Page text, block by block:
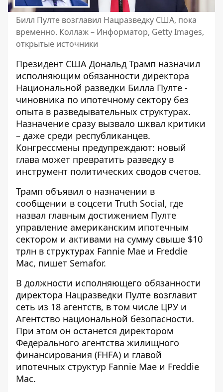
Билл Пулте возглавил Нацразведку США, пока
временно. Коллаж – Информатор, Getty Images,
открытые источники
Президент США Дональд Трамп назначил
исполняющим обязанности директора
Национальной разведки Билла Пулте -
чиновника по ипотечному сектору без
опыта в разведывательных структурах.
Назначение сразу вызвало шквал критики
– даже среди республиканцев.
Конгрессмены предупреждают: новый
глава может превратить разведку в
инструмент политических сводов счетов.
Трамп объявил о назначении в
сообщении в соцсети Truth Social, где
назвал главным достижением Пулте
управление американским ипотечным
сектором и активами на сумму свыше $10
трлн в структурах Fannie Mae и Freddie
Mac, пишет Semafor.
В должности исполняющего обязанности
директора Нацразведки Пулте возглавит
сеть из 18 агентств, в том числе ЦРУ и
Агентство национальной безопасности.
При этом он останется директором
Федерального агентства жилищного
финансирования (FHFA) и главой
ипотечных структур Fannie Mae и Freddie
Mac.